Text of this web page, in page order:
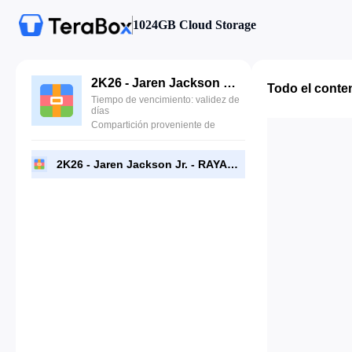
1024GB Cloud Storage
2K26 - Jaren Jackson Jr. - RAYANE22.rar
Tiempo de vencimiento: validez de
días
Compartición proveniente de
2K26 - Jaren Jackson Jr. - RAYANE22.rar
Todo el